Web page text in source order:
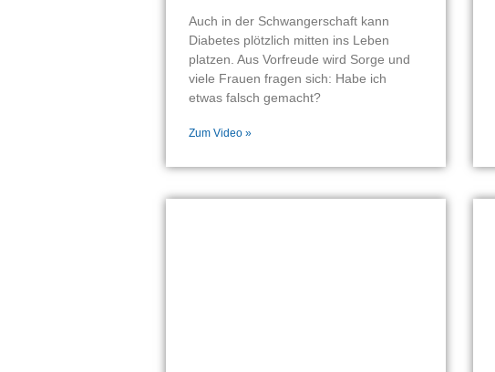
Auch in der Schwangerschaft kann
Diabetes plötzlich mitten ins Leben
platzen. Aus Vorfreude wird Sorge und
viele Frauen fragen sich: Habe ich
etwas falsch gemacht?
Zum Video »